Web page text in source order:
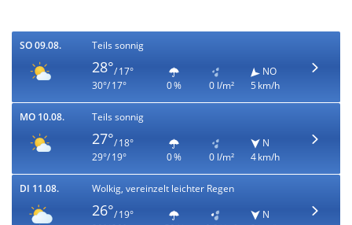
SO 09.08. Teils sonnig
28°/ 17°
30°/ 17°
0 % 0 l/m²
NO
5 km/h
MO 10.08. Teils sonnig
27°/ 18°
29°/ 19°
0 % 0 l/m²
N
4 km/h
DI 11.08. Wolkig, vereinzelt leichter Regen
26°/ 19°
N